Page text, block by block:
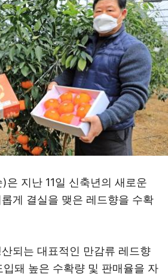
은 지난 11일 신축년의 새로운
게 결실을 맺은 레드향을 수확
되는 대표적인 만감류 레드향
돼 높은 수확량 및 판매율을 자